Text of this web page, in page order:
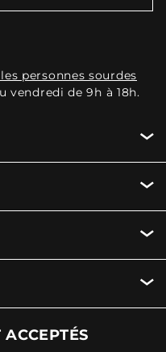
personnes sourdes
vendredi de 9h à 18h.